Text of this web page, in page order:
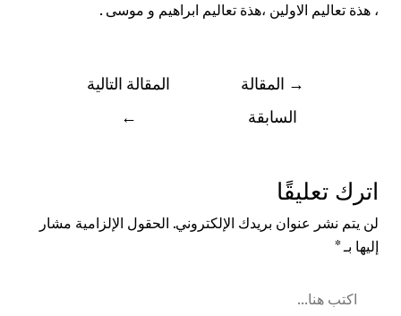
، هذة تعاليم الاولين ،هذة تعاليم ابراهيم و موسى .
→ المقالة
السابقة
المقالة التالية
←
اترك تعليقًا
لن يتم نشر عنوان بريدك الإلكتروني. الحقول الإلزامية مشار
إليها بـ*